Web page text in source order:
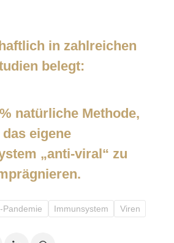
in zahlreichen
belegt:
natürliche Methode,
das eigene
„anti-viral“ zu
Pandemie Immunsystem Viren